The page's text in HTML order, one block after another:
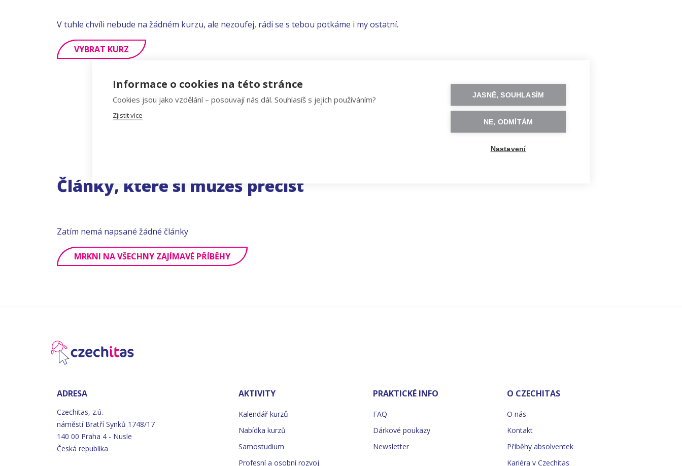
V tuhle chvíli nebude na žádném kurzu, ale nezoufej, rádi se s tebou potkáme i my ostatní.
VYBRAT KURZ
Články, které si můžeš přečíst
Zatím nemá napsané žádné články
MRKNI NA VŠECHNY ZAJÍMAVÉ PŘÍBĚHY
ADRESA
Czechitas, z.ú.
náměstí Bratří Synků 1748/17
140 00 Praha 4 - Nusle
Česká republika
AKTIVITY
Kalendář kurzů
Nabídka kurzů
Samostudium
Profesní a osobní rozvoj
PRAKTICKÉ INFO
FAQ
Dárkové poukazy
Newsletter
O CZECHITAS
O nás
Kontakt
Příběhy absolventek
Kariéra v Czechitas
Informace o cookies na této stránce
Cookies jsou jako vzdělání – posouvají nás dál. Souhlasíš s jejich používáním?
Zjistit více
JASNĚ, SOUHLASÍM
NE, ODMÍTÁM
Nastavení